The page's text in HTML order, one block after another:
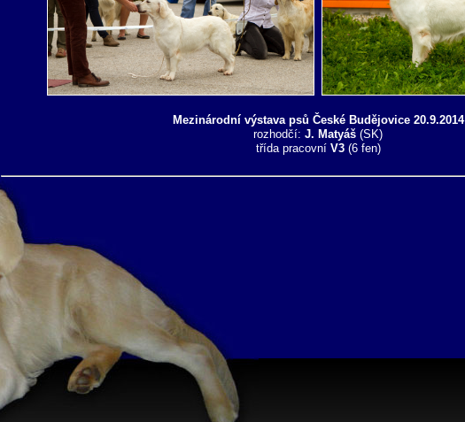
Mezinárodní výstava psů České Budějovice 20.9.2014
rozhodčí: J. Matyáš (SK)
třída pracovní V3(6 fen)